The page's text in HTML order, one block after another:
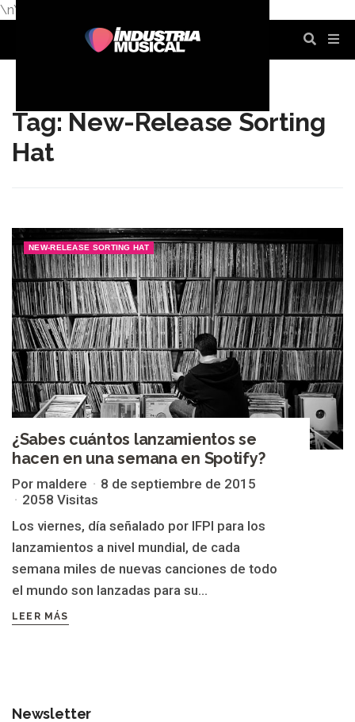
\n\n
Tag: New-Release Sorting
Hat
NEW-RELEASE SORTING HAT
¿Sabes cuántos lanzamientos se
hacen en una semana en Spotify?
Por maldere
8 de septiembre de 2015
2058 Visitas
Los viernes, día señalado por IFPI para los
lanzamientos a nivel mundial, de cada
semana miles de nuevas canciones de todo
el mundo son lanzadas para su...
LEER MÁS
Newsletter